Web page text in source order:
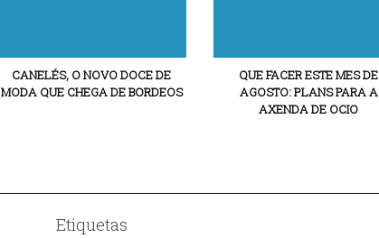
CANELÉS, O NOVO DOCE DE
MODA QUE CHEGA DE BORDEOS
QUE FACER ESTE MES DE
AGOSTO: PLANS PARA A
AXENDA DE OCIO
Etiquetas